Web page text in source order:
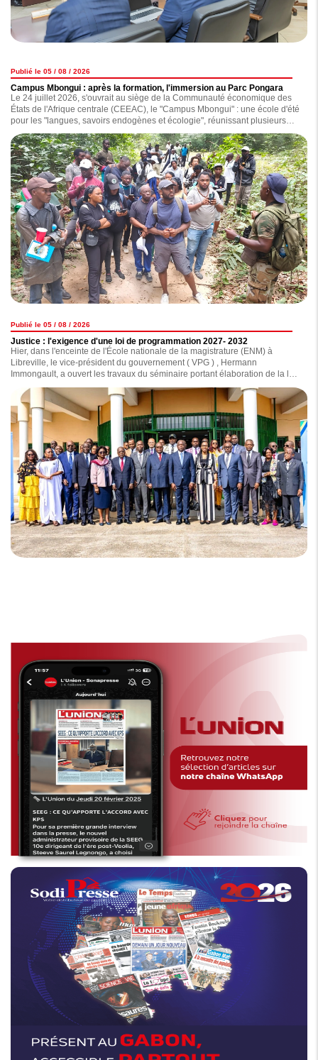
Publié le 05 / 08 / 2026
Campus Mbongui : après la formation, l'immersion au Parc Pongara
Le 24 juillet 2026, s'ouvrait au siège de la Communauté économique des
États de l'Afrique centrale (CEEAC), le "Campus Mbongui" : une école d'été
pour les "langues, savoirs endogènes et écologie", réunissant plusieurs
universités de la sous-région.
Publié le 05 / 08 / 2026
Justice : l'exigence d'une loi de programmation 2027- 2032
Hier, dans l'enceinte de l'École nationale de la magistrature (ENM) à
Libreville, le vice-président du gouvernement ( VPG ) , Hermann
Immongault, a ouvert les travaux du séminaire portant élaboration de la loi
de programmation de la Justice 2027-2032.